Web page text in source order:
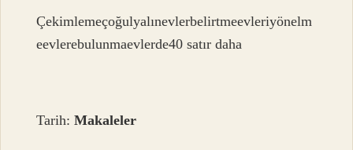
Çekimlemeçoğulyalınevlerbelirtmeevleriyönelm
eevlerebulunmaevlerde40 satır daha
Tarih:Makaleler